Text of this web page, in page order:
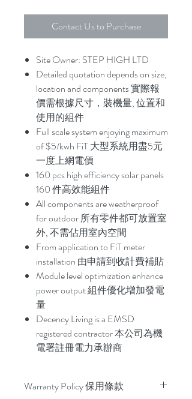
Contact Us to Purchase
Site Owner: STEP HIGH LTD
Detailed quotation depends on size,
location and components 實際報
價需根據尺寸，裝機量, 位置和
使用的組件
Full scale system enjoying maximum
of $5/kwh FiT 大型系統用盡5元
一度上網電價
160 pcs high efficiency solar panels
160 件高效能組件
All components are weatherproof
for outdoor 所有零件都可放置室
外, 不需佔用室內空間
From application to FiT meter
installation 由申請到收計費補貼
Module level optimization enhance
power output 組件優化增加發電
量
Decency Living is a EMSD
registered contractor 本公司為機
電署註冊電力承辦商
Warranty Policy 保用條款